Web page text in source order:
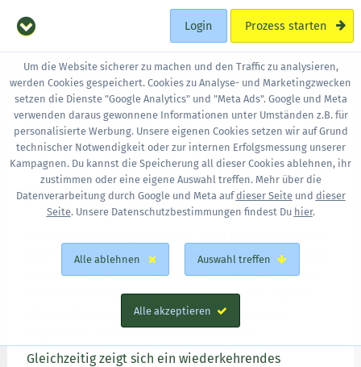
Login Prozess starten
Um die Website sicherer zu machen und den Traffic zu analysieren,
werden Cookies gespeichert. Cookies zu Analyse- und Marketingzwecken
setzen die Dienste "Google Analytics" und "Meta Ads". Google und Meta
verwenden daraus gewonnene Informationen unter Umständen z.B. für
personalisierte Werbung. Unsere eigenen Cookies setzen wir auf Grund
technischer Notwendigkeit oder zur internen Erfolgsmessung unserer
Kampagnen. Du kannst die Speicherung all dieser Cookies ablehnen, ihr
zustimmen oder eine eigene Auswahl treffen. Mehr über die
Datenverarbeitung durch Google und Meta aufdieser Seiteund dieser
Seite. Unsere Datenschutzbestimmungen findest Du hier.
Alle ablehnen Auswahl treffen
Alle akzeptieren
Führung & Team
Wenn das Team trägt – und
Führung fehlt
das Team. Auf Kolleginnen und Kollegen, mit denen
man Schichten teilt, Pausen verbringt und oft auch
den Feierabend. In vielen Erfahrungen wird genau
dieses Miteinander als tragend beschrieben.
Besonders in arbeitsintensiven Phasen.
Gleichzeitig zeigt sich ein wiederkehrendes